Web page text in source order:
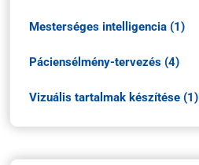
Mesterséges intelligencia (1)
Páciensélmény-tervezés (4)
Vizuális tartalmak készítése (1)